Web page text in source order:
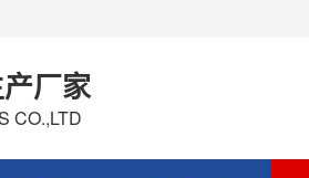
厂家
CO.,LTD